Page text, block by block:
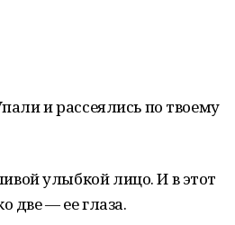
и рассеялись по твоему
улыбкой лицо. И в этот
две — ее глаза.